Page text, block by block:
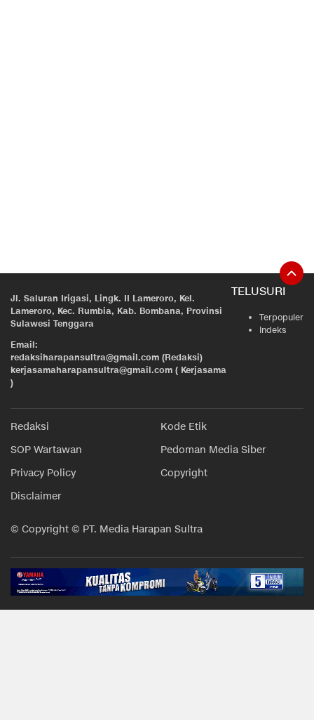
Jl. Saluran Irigasi, Lingk. II Lameroro, Kel.
Lameroro, Kec. Rumbia, Kab. Bombana, Provinsi
Sulawesi Tenggara
Email:
redaksiharapansultra@gmail.com (Redaksi)
kerjasamaharapansultra@gmail.com ( Kerjasama
)
TELUSURI
Terpopuler
Indeks
Redaksi
Kode Etik
SOP Wartawan
Pedoman Media Siber
Privacy Policy
Copyright
Disclaimer
© Copyright © PT. Media Harapan Sultra